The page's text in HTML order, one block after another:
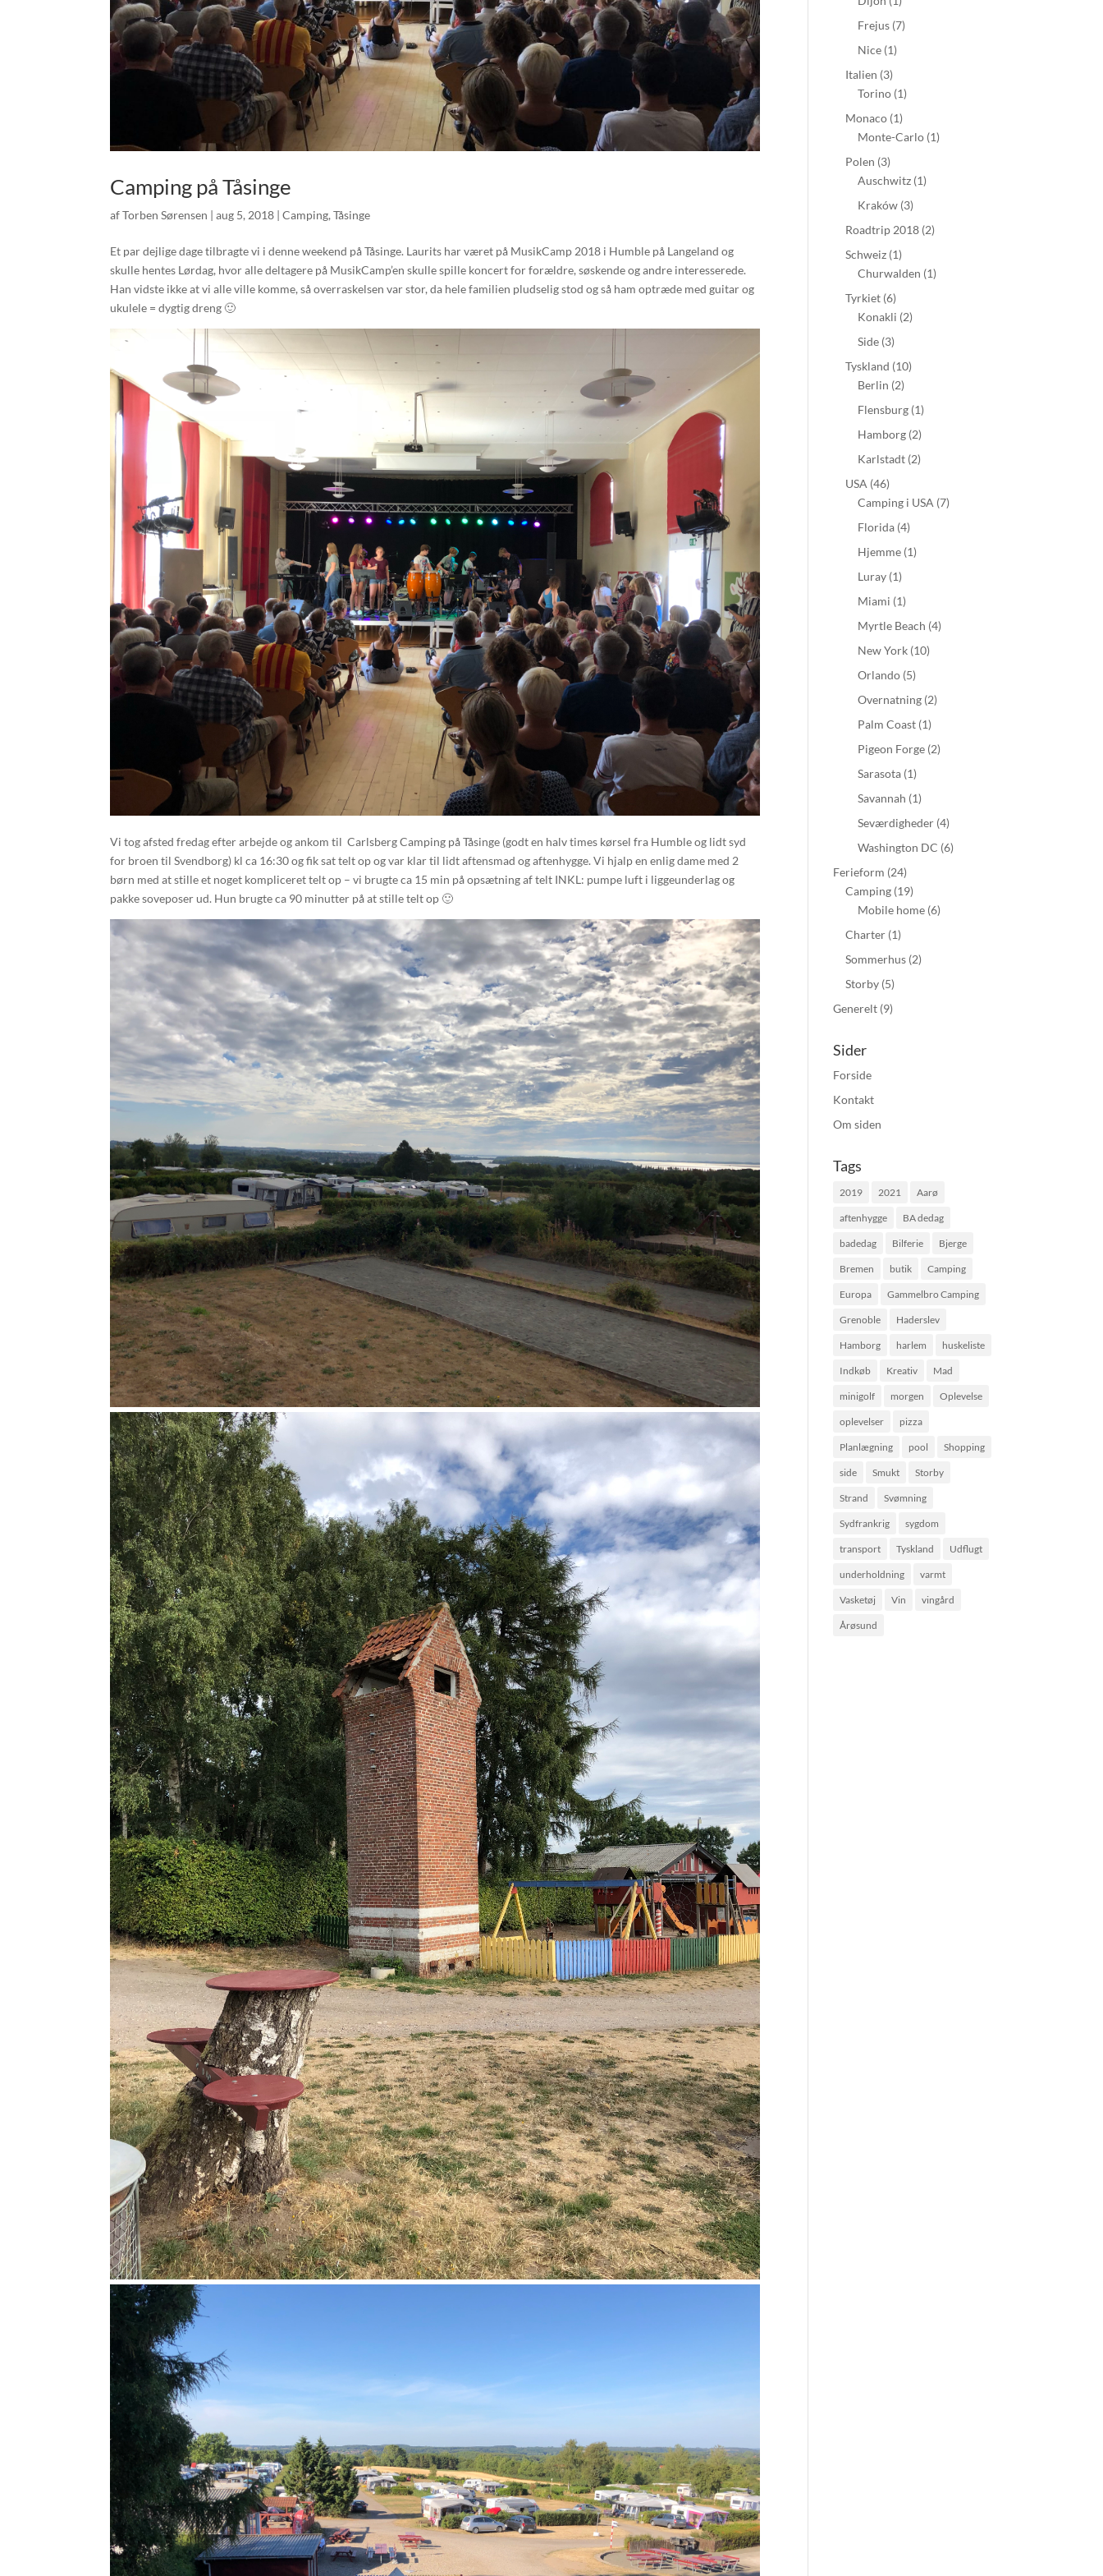
Camping på Tåsinge
afTorben Sørensen |aug 5, 2018 |Camping,Tåsinge
Et par dejlige dage tilbragte vi i denne weekend på Tåsinge. Laurits har været på MusikCamp 2018 i Humble på Langeland og
skulle hentes Lørdag, hvor alle deltagere på MusikCamp’en skulle spille koncert for forældre, søskende og andre interesserede.
Han vidste ikke at vi alle ville komme, så overraskelsen var stor, da hele familien pludselig stod og så ham optræde med guitar og
ukulele = dygtig dreng 🙂
Vi tog afsted fredag efter arbejde og ankom til Carlsberg Camping på Tåsinge (godt en halv times kørsel fra Humble og lidt syd
for broen til Svendborg) kl ca 16:30 og fik sat telt op og var klar til lidt aftensmad og aftenhygge. Vi hjalp en enlig dame med 2
børn med at stille et noget kompliceret telt op – vi brugte ca 15 min på opsætning af telt INKL: pumpe luft i liggeunderlag og
pakke soveposer ud. Hun brugte ca 90 minutter på at stille telt op 🙂
Frejus (7)
Nice (1)
Italien (3)
Torino (1)
Monaco (1)
Monte-Carlo (1)
Polen (3)
Auschwitz (1)
Kraków (3)
Roadtrip 2018 (2)
Schweiz (1)
Churwalden (1)
Tyrkiet (6)
Konakli (2)
Side (3)
Tyskland (10)
Berlin (2)
Flensburg (1)
Hamborg (2)
Karlstadt (2)
USA (46)
Camping i USA (7)
Florida (4)
Hjemme (1)
Luray (1)
Miami (1)
Myrtle Beach (4)
New York (10)
Orlando (5)
Overnatning (2)
Palm Coast (1)
Pigeon Forge (2)
Sarasota (1)
Savannah (1)
Seværdigheder (4)
Washington DC (6)
Ferieform (24)
Camping (19)
Mobile home (6)
Charter (1)
Sommerhus (2)
Storby (5)
Generelt (9)
Sider
Forside
Kontakt
Om siden
Tags
2019 2021 Aarø
aftenhygge BA dedag
badedag Bilferie Bjerge
Bremen butik Camping
Europa Gammelbro Camping
Grenoble Haderslev
Hamborg harlem huskeliste
Indkøb Kreativ Mad
minigolf morgen Oplevelse
oplevelser pizza
Planlægning pool Shopping
side Smukt Storby
Strand Svømning
Sydfrankrig sygdom
transport Tyskland Udflugt
underholdning varmt
Vasketøj Vin vingård
Årøsund